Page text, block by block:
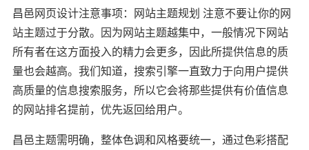
昌邑网页设计注意事项：网站主题规划 注意不要让你的网
站主题过于分散。因为网站主题越集中，一般情况下网站
所有者在这方面投入的精力会更多，因此所提供信息的质
量也会越高。我们知道，搜索引擎一直致力于向用户提供
高质量的信息搜索服务，所以它会将那些提供有价值信息
的网站排名提前，优先返回给用户。
昌邑主题需明确，整体色调和风格要统一，通过色彩搭配